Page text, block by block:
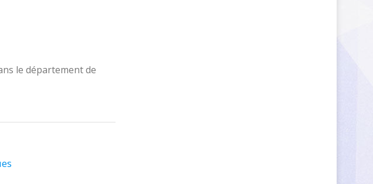
le département de